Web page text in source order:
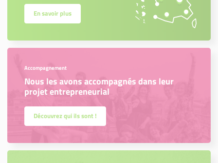
En savoir plus
Accompagnement
Nous les avons accompagnés dans leur
projet entrepreneurial
Découvrez qui ils sont !